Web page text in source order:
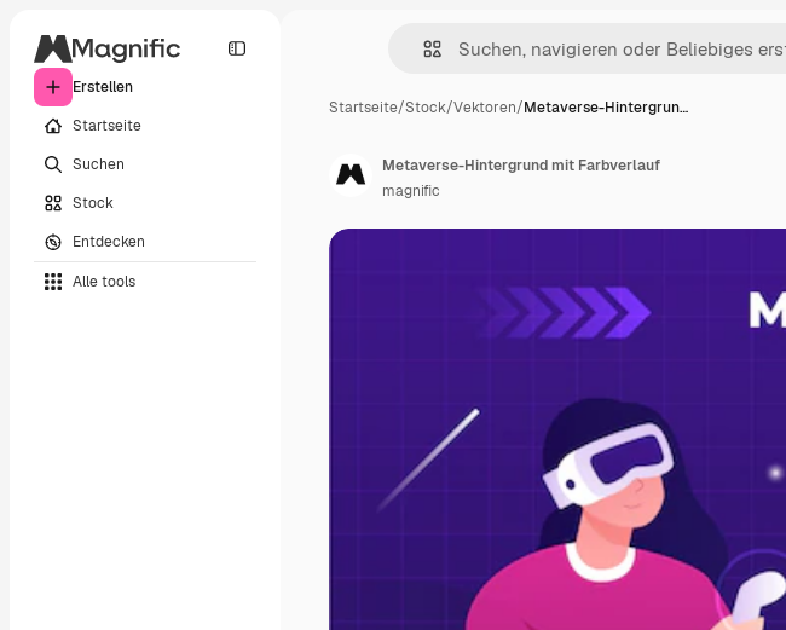
Erstellen
Startseite
Suchen
Stock
Entdecken
Alle tools
Startseite/Stock/Vektoren/Metaverse-Hintergrun…
Metaverse-Hintergrund mit Farbverlauf
magnific